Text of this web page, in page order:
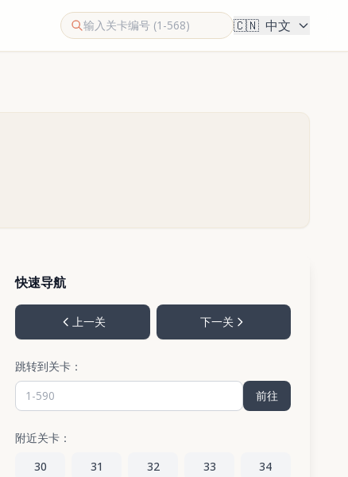
🇨🇳 中文
快速导航
上一关 下一关
跳转到关卡：
前往
附近关卡：
30
31 32 33 34